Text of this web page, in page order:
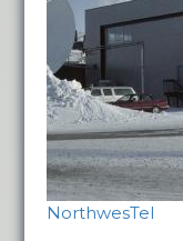
NorthwesTel